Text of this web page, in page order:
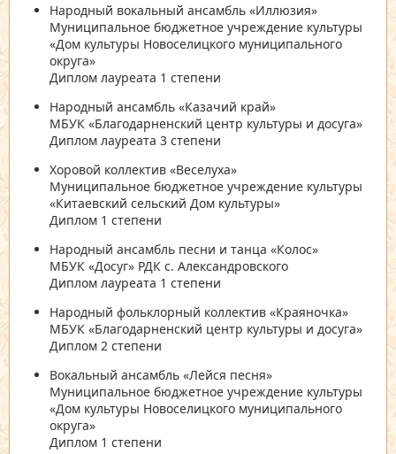
Народный вокальный ансамбль «Иллюзия»
Муниципальное бюджетное учреждение культуры
«Дом культуры Новоселицкого муниципального
округа»
Диплом лауреата 1 степени
Народный ансамбль «Казачий край»
МБУК «Благодарненский центр культуры и досуга»
Диплом лауреата 3 степени
Хоровой коллектив «Веселуха»
Муниципальное бюджетное учреждение культуры
«Китаевский сельский Дом культуры»
Диплом 1 степени
Народный ансамбль песни и танца «Колос»
МБУК «Досуг» РДК с. Александровского
Диплом лауреата 1 степени
Народный фольклорный коллектив «Краяночка»
МБУК «Благодарненский центр культуры и досуга»
Диплом 2 степени
Вокальный ансамбль «Лейся песня»
Муниципальное бюджетное учреждение культуры
«Дом культуры Новоселицкого муниципального
округа»
Диплом 1 степени